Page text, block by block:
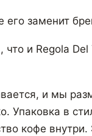
заменит
и Regola
и мы
Упаковка в
кофе